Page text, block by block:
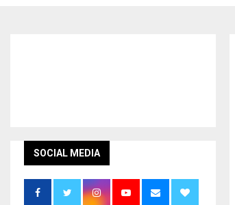
SOCIAL MEDIA